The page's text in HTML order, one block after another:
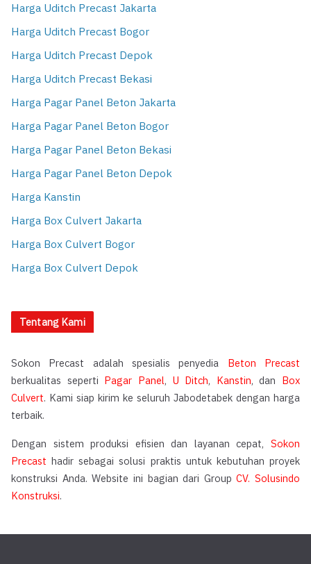
Harga Uditch Precast Jakarta
Harga Uditch Precast Bogor
Harga Uditch Precast Depok
Harga Uditch Precast Bekasi
Harga Pagar Panel Beton Jakarta
Harga Pagar Panel Beton Bogor
Harga Pagar Panel Beton Bekasi
Harga Pagar Panel Beton Depok
Harga Kanstin
Harga Box Culvert Jakarta
Harga Box Culvert Bogor
Harga Box Culvert Depok
Tentang Kami
Sokon Precast adalah spesialis penyedia Beton Precast
berkualitas seperti Pagar Panel, U Ditch, Kanstin, dan Box
Culvert. Kami siap kirim ke seluruh Jabodetabek dengan harga
terbaik.
Dengan sistem produksi efisien dan layanan cepat, Sokon
Precast hadir sebagai solusi praktis untuk kebutuhan proyek
konstruksi Anda. Website ini bagian dari GroupCV. Solusindo
Konstruksi.